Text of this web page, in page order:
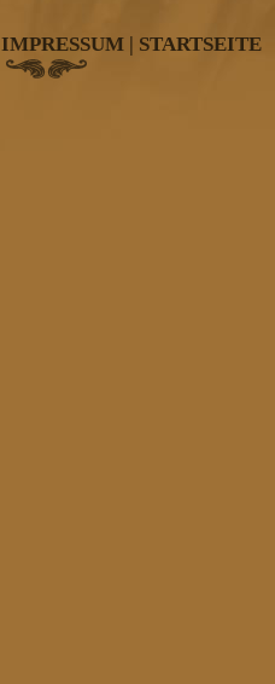
IMPRESSUM | STARTSEITE